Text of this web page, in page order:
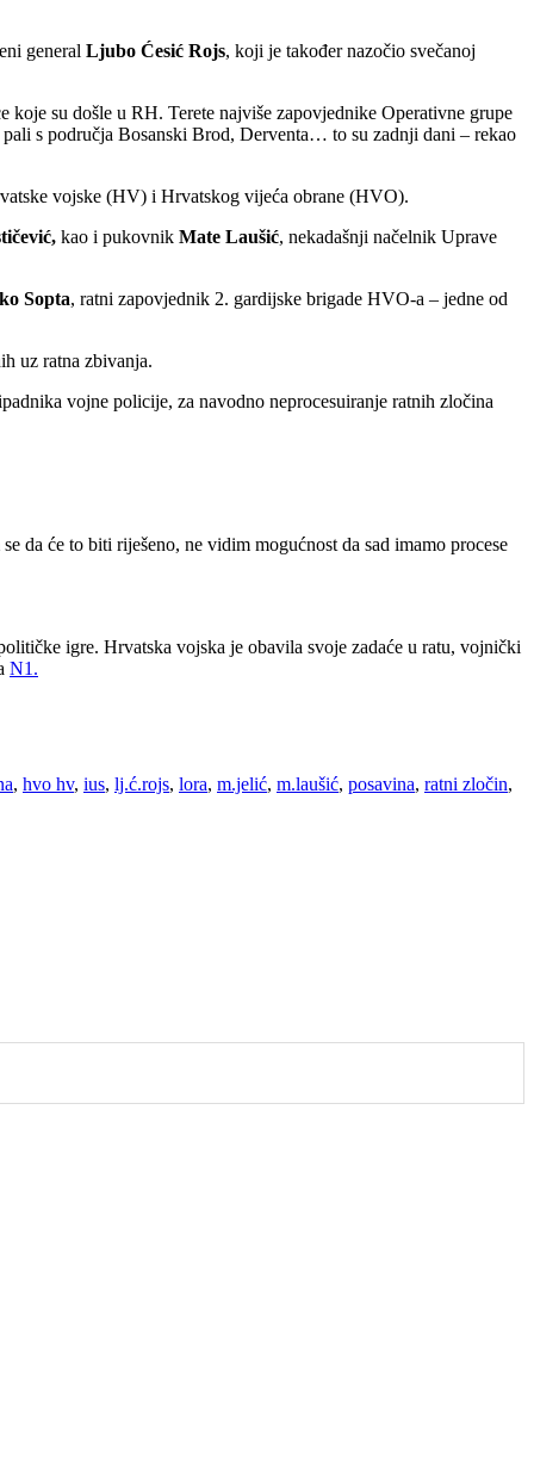
general Ljubo Ćesić Rojs, koji je također nazočio svečanoj
su došle u RH. Terete najviše zapovjednike Operativne grupe
s područja Bosanski Brod, Derventa… to su zadnji dani – rekao
vojske (HV) i Hrvatskog vijeća obrane (HVO).
kao i pukovnik Mate Laušić, nekadašnji načelnik Uprave
Sopta, ratni zapovjednik 2. gardijske brigade HVO-a – jedne od
uz ratna zbivanja.
vojne policije, za navodno neprocesuiranje ratnih zločina
da će to biti riješeno, ne vidim mogućnost da sad imamo procese
igre. Hrvatska vojska je obavila svoje zadaće u ratu, vojnički
N1.
, hvo hv, ius, lj.ć.rojs, lora, m.jelić, m.laušić, posavina, ratni zločin,